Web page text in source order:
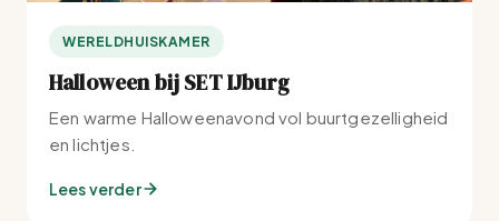
WERELDHUISKAMER
Halloween bij SET IJburg
Een warme Halloweenavond vol buurtgezelligheid
en lichtjes.
Lees verder